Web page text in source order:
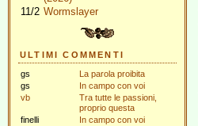
11/2 Wormslayer
ULTIMI COMMENTI
gs
La parola proibita
gs
In campo con voi
vb
Tra tutte le passioni,
proprio questa
finelli
In campo con voi